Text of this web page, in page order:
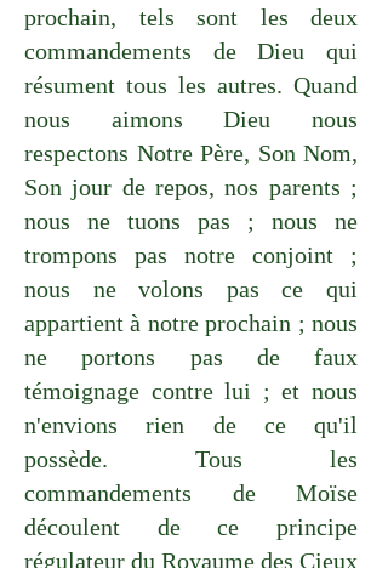
prochain, tels sont les deux
commandements de Dieu qui
résument tous les autres. Quand
nous aimons Dieu nous
respectons Notre Père, Son Nom,
Son jour de repos, nos parents ;
nous ne tuons pas ; nous ne
trompons pas notre conjoint ;
nous ne volons pas ce qui
appartient à notre prochain ; nous
ne portons pas de faux
témoignage contre lui ; et nous
n'envions rien de ce qu'il
possède. Tous les
commandements de Moïse
découlent de ce principe
régulateur du Royaume des Cieux